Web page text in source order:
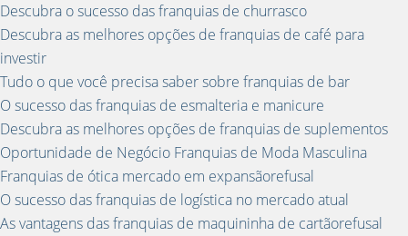
Descubra o sucesso das franquias de churrasco
Descubra as melhores opções de franquias de café para
investir
Tudo o que você precisa saber sobre franquias de bar
O sucesso das franquias de esmalteria e manicure
Descubra as melhores opções de franquias de suplementos
Oportunidade de Negócio Franquias de Moda Masculina
Franquias de ótica mercado em expansãorefusal
O sucesso das franquias de logística no mercado atual
As vantagens das franquias de maquininha de cartãorefusal